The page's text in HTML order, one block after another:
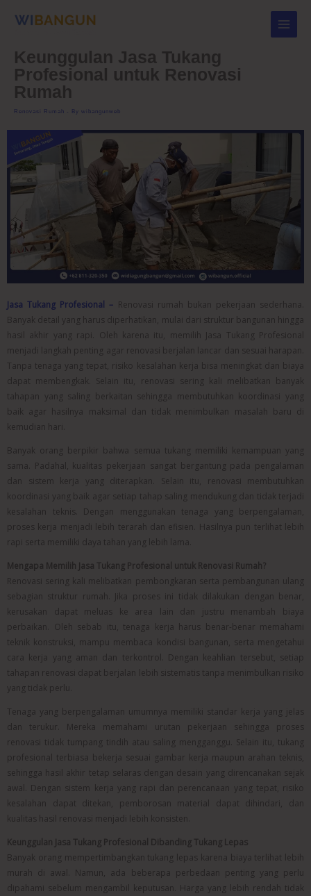
Keunggulan Jasa Tukang
Profesional untuk Renovasi
Rumah
Renovasi Rumah - By wibangunweb
Jasa Tukang Profesional – Renovasi rumah bukan pekerjaan sederhana.
Banyak detail yang harus diperhatikan, mulai dari struktur bangunan hingga
hasil akhir yang rapi. Oleh karena itu, memilih Jasa Tukang Profesional
menjadi langkah penting agar renovasi berjalan lancar dan sesuai harapan.
Tanpa tenaga yang tepat, risiko kesalahan kerja bisa meningkat dan biaya
dapat membengkak. Selain itu, renovasi sering kali melibatkan banyak
tahapan yang saling berkaitan sehingga membutuhkan koordinasi yang
baik agar hasilnya maksimal dan tidak menimbulkan masalah baru di
kemudian hari.
Banyak orang berpikir bahwa semua tukang memiliki kemampuan yang
sama. Padahal, kualitas pekerjaan sangat bergantung pada pengalaman
dan sistem kerja yang diterapkan. Selain itu, renovasi membutuhkan
koordinasi yang baik agar setiap tahap saling mendukung dan tidak terjadi
kesalahan teknis. Dengan menggunakan tenaga yang berpengalaman,
proses kerja menjadi lebih terarah dan efisien. Hasilnya pun terlihat lebih
rapi serta memiliki daya tahan yang lebih lama.
Mengapa Memilih Jasa Tukang Profesional untuk Renovasi Rumah?
Renovasi sering kali melibatkan pembongkaran serta pembangunan ulang
sebagian struktur rumah. Jika proses ini tidak dilakukan dengan benar,
kerusakan dapat meluas ke area lain dan justru menambah biaya
perbaikan. Oleh sebab itu, tenaga kerja harus benar-benar memahami
teknik konstruksi, mampu membaca kondisi bangunan, serta mengetahui
cara kerja yang aman dan terkontrol. Dengan keahlian tersebut, setiap
tahapan renovasi dapat berjalan lebih sistematis tanpa menimbulkan risiko
yang tidak perlu.
Tenaga yang berpengalaman umumnya memiliki standar kerja yang jelas
dan terukur. Mereka memahami urutan pekerjaan sehingga proses
renovasi tidak tumpang tindih atau saling mengganggu. Selain itu, tukang
profesional terbiasa bekerja sesuai gambar kerja maupun arahan teknis,
sehingga hasil akhir tetap selaras dengan desain yang direncanakan sejak
awal. Dengan sistem kerja yang rapi dan perencanaan yang tepat, risiko
kesalahan dapat ditekan, pemborosan material dapat dihindari, dan
kualitas hasil renovasi menjadi lebih konsisten.
Keunggulan Jasa Tukang Profesional Dibanding Tukang Lepas
Banyak orang mempertimbangkan tukang lepas karena biaya terlihat lebih
murah di awal. Namun, ada beberapa perbedaan penting yang perlu
dipahami sebelum mengambil keputusan. Harga yang lebih rendah tidak